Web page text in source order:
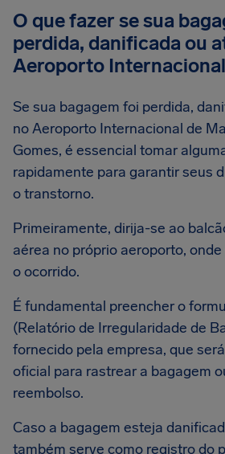
O que fazer se sua
perdida, danificada ou
Aeroporto
Se sua bagagem foi perdida,
no Aeroporto Internacional de
Gomes, é essencial tomar
rapidamente para garantir seus
o transtorno.
Primeiramente, dirija-se ao
aérea no próprio aeroporto,
o ocorrido.
É fundamental preencher o
(Relatório de Irregularidade de
fornecido pela empresa, que
oficial para rastrear a bagagem
reembolso.
Caso a bagagem esteja
também serve como registro do